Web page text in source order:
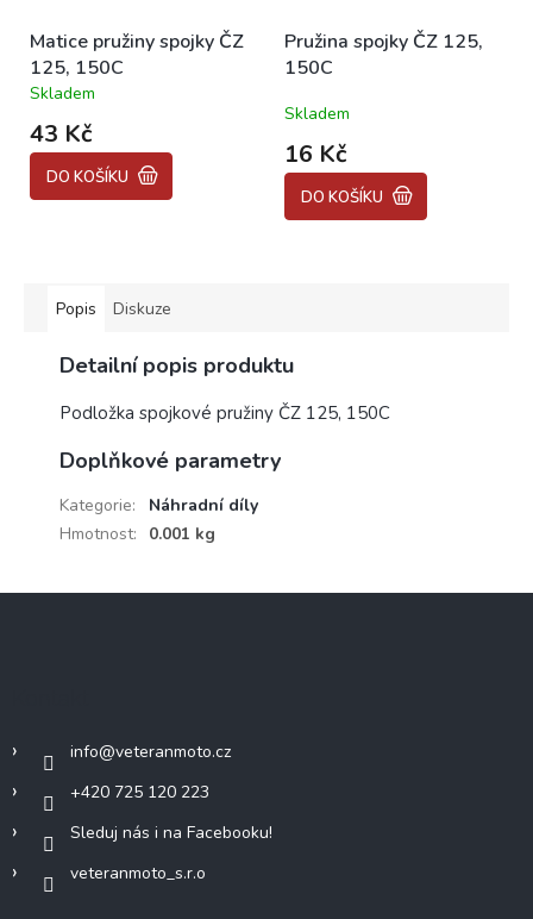
Matice pružiny spojky ČZ
125, 150C
Průměrné
hodnocení
produktu
je
5,0
Skladem
43 Kč
DO KOŠÍKU
Pružina spojky ČZ 125,
150C
Skladem
16 Kč
DO KOŠÍKU
Popis Diskuze
Detailní popis produktu
Podložka spojkové pružiny ČZ 125, 150C
Doplňkové parametry
Kategorie:
Náhradní díly
Hmotnost: 0.001 kg
info@veteranmoto.cz
+420 725 120 223
Sleduj nás i na Facebooku!
veteranmoto_s.r.o